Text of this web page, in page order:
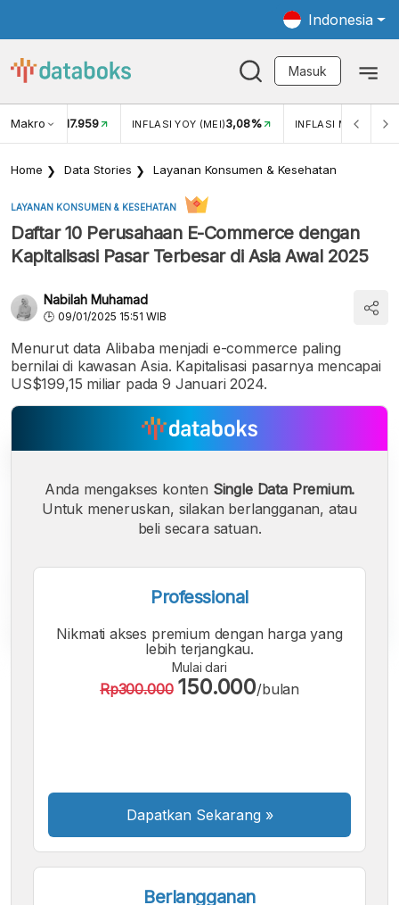
Indonesia
Masuk
Makro
USD/IDR 17.959 INFLASI YOY (MEI)3,08% INFLASI MOM (MEI)
Home Data Stories Layanan Konsumen & Kesehatan
LAYANAN KONSUMEN & KESEHATAN
Daftar 10 Perusahaan E-Commerce dengan
Kapitalisasi Pasar Terbesar di Asia Awal 2025
Nabilah Muhamad
09/01/2025 15:51 WIB
Menurut data Alibaba menjadi e-commerce paling
bernilai di kawasan Asia. Kapitalisasi pasarnya mencapai
US$199,15 miliar pada 9 Januari 2024.
Font
A
Font
A
Font
Anda mengakses konten Single Data Premium.
Untuk meneruskan, silakan berlangganan, atau
beli secara satuan.
Professional
Nikmati akses premium dengan harga yang
lebih terjangkau.
Mulai dari
Rp300.000 150.000/bulan
Dapatkan Sekarang »
Berlangganan